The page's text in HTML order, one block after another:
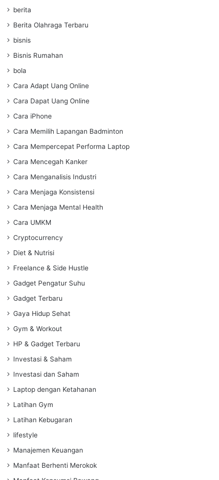
berita
Berita Olahraga Terbaru
bisnis
Bisnis Rumahan
bola
Cara Adapt Uang Online
Cara Dapat Uang Online
Cara iPhone
Cara Memilih Lapangan Badminton
Cara Mempercepat Performa Laptop
Cara Mencegah Kanker
Cara Menganalisis Industri
Cara Menjaga Konsistensi
Cara Menjaga Mental Health
Cara UMKM
Cryptocurrency
Diet & Nutrisi
Freelance & Side Hustle
Gadget Pengatur Suhu
Gadget Terbaru
Gaya Hidup Sehat
Gym & Workout
HP & Gadget Terbaru
Investasi & Saham
Investasi dan Saham
Laptop dengan Ketahanan
Latihan Gym
Latihan Kebugaran
lifestyle
Manajemen Keuangan
Manfaat Berhenti Merokok